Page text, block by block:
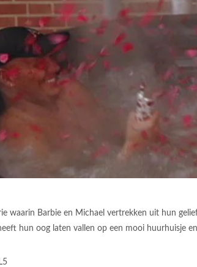
waarin Barbie en Michael vertrekken uit hun
hun oog laten vallen op een mooi huurhuisje